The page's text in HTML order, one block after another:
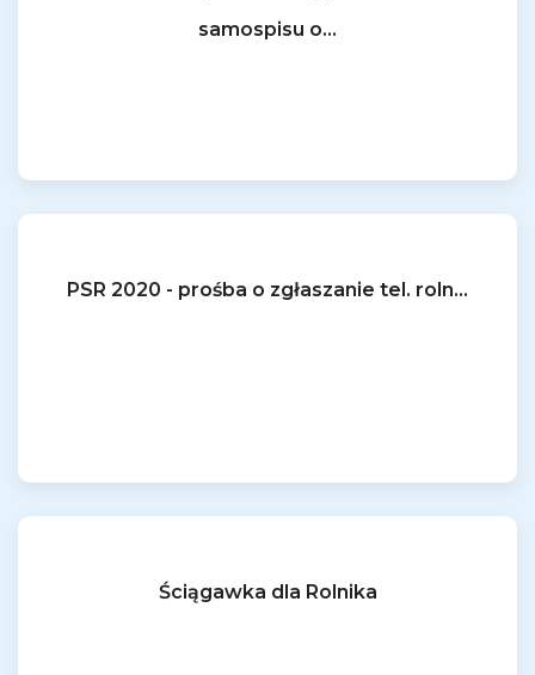
samospisu o...
PSR 2020 - prośba o zgłaszanie tel. roln...
Ściągawka dla Rolnika